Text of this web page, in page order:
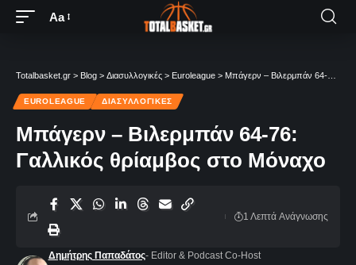
Aa
Totalbasket.gr > Blog > Διασυλλογικές > Euroleague > Μπάγερν – Βιλερμπάν 64-76: Γαλλικός θρίαμβος στο Μόναχο
EUROLEAGUE ΔΙΑΣΥΛΛΟΓΙΚΈΣ
Μπάγερν – Βιλερμπάν 64-76:
Γαλλικός θρίαμβος στο Μόναχο
Δημήτρης Παπαδάτος- Editor & Podcast Co-Host
1 Λεπτά Aνάγνωσης